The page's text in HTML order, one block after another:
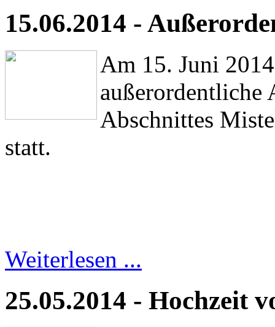
15.06.2014 -
Am 15. Juni
außerordentliche
Abschnittes
statt.
Weiterlesen ...
25.05.2014 - Hochzeit